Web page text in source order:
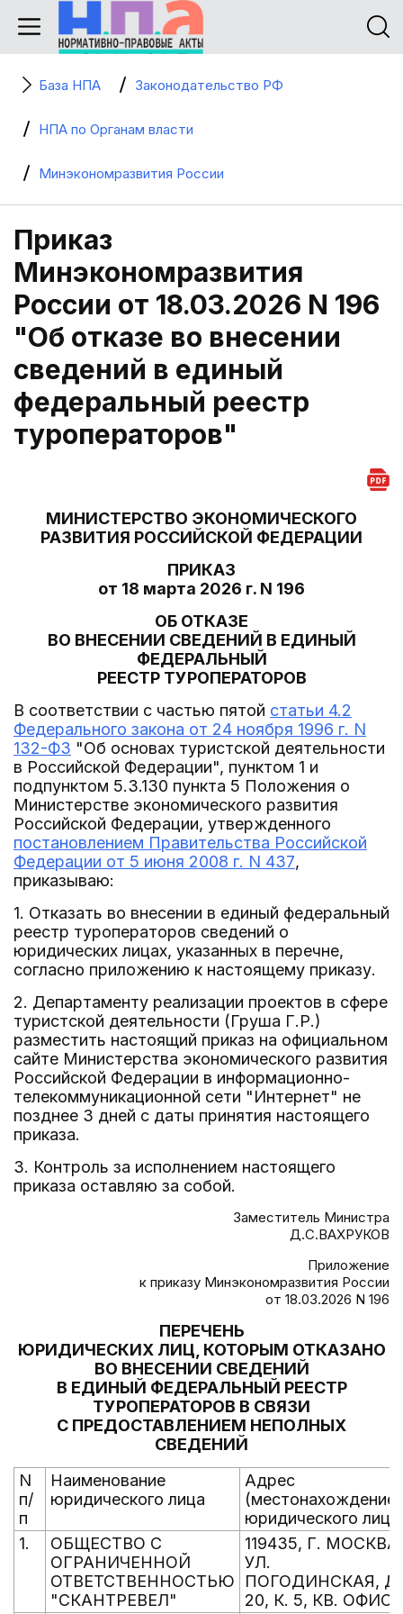
База НПА Законодательство РФ
НПА по Органам власти
Минэкономразвития России
Приказ
Минэкономразвития
России от 18.03.2026 N 196
"Об отказе во внесении
сведений в единый
федеральный реестр
туроператоров"
МИНИСТЕРСТВО ЭКОНОМИЧЕСКОГО
РАЗВИТИЯ РОССИЙСКОЙ ФЕДЕРАЦИИ
ПРИКАЗ
от 18 марта 2026 г. N 196
ОБ ОТКАЗЕ
ВО ВНЕСЕНИИ СВЕДЕНИЙ В ЕДИНЫЙ
ФЕДЕРАЛЬНЫЙ
РЕЕСТР ТУРОПЕРАТОРОВ
В соответствии с частью пятой статьи 4.2
Федерального закона от 24 ноября 1996 г. N
132-ФЗ "Об основах туристской деятельности
в Российской Федерации", пунктом 1 и
подпунктом 5.3.130 пункта 5 Положения о
Министерстве экономического развития
Российской Федерации, утвержденного
постановлением Правительства Российской
Федерации от 5 июня 2008 г. N 437,
приказываю:
1. Отказать во внесении в единый федеральный
реестр туроператоров сведений о
юридических лицах, указанных в перечне,
согласно приложению к настоящему приказу.
2. Департаменту реализации проектов в сфере
туристской деятельности (Груша Г.Р.)
разместить настоящий приказ на официальном
сайте Министерства экономического развития
Российской Федерации в информационно-
телекоммуникационной сети "Интернет" не
позднее 3 дней с даты принятия настоящего
приказа.
3. Контроль за исполнением настоящего
приказа оставляю за собой.
Заместитель Министра
Д.С.ВАХРУКОВ
Приложение
к приказу Минэкономразвития России
от 18.03.2026 N 196
ПЕРЕЧЕНЬ
ЮРИДИЧЕСКИХ ЛИЦ, КОТОРЫМ ОТКАЗАНО
ВО ВНЕСЕНИИ СВЕДЕНИЙ
В ЕДИНЫЙ ФЕДЕРАЛЬНЫЙ РЕЕСТР
ТУРОПЕРАТОРОВ В СВЯЗИ
С ПРЕДОСТАВЛЕНИЕМ НЕПОЛНЫХ
СВЕДЕНИЙ
N
п/
п
Наименование
юридического лица
Адрес
(местонахождение
юридического
1.
ОБЩЕСТВО С
ОГРАНИЧЕННОЙ
ОТВЕТСТВЕННОСТЬЮ
"СКАНТРЕВЕЛ"
119435, Г. МОСКВА,
УЛ.
ПОГОДИНСКАЯ, Д.
20, К. 5, КВ. ОФИС 1